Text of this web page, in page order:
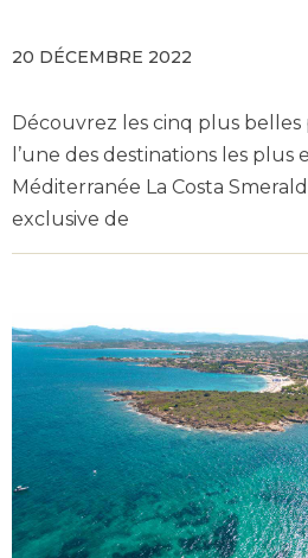
20 DÉCEMBRE 2022
Découvrez les cinq plus belles
l’une des destinations les plus
Méditerranée La Costa
exclusive de